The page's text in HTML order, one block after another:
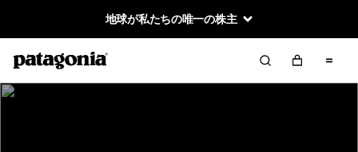
地球が私たちの唯一の株主